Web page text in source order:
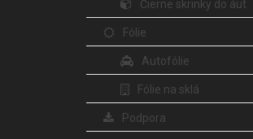
Čierne skrinky do áut
Fólie
Autofólie
Fólie na sklá
Podpora